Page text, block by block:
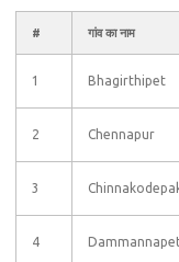
# गांव का नाम
1 Bhagirthipet
2 Chennapur
3
4